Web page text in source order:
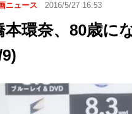
ニュース 2016/5/27 16:53
本環奈、80歳に